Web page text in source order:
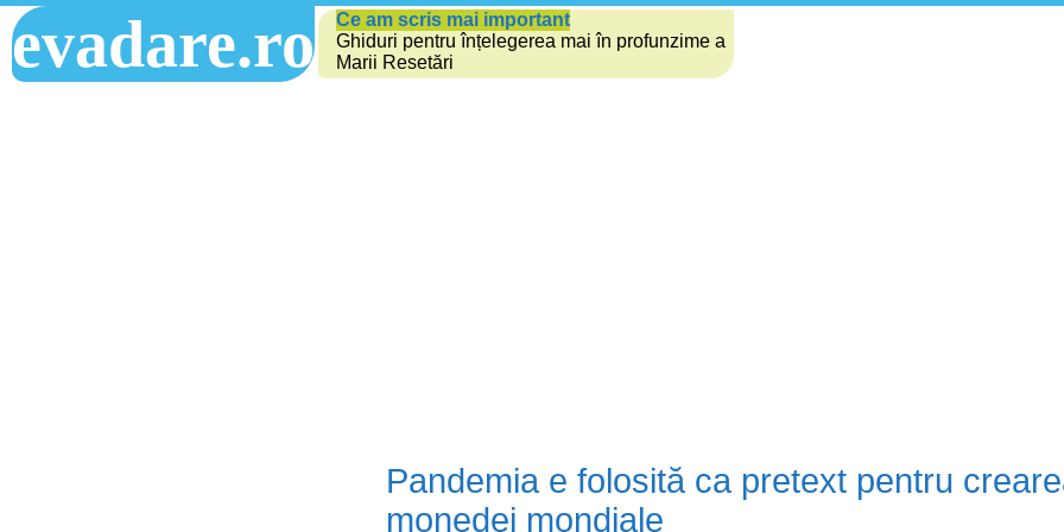
evadare.ro
Ce am scris mai important
Ghiduri pentru înțelegerea mai în profunzime a
Marii Resetări
Pandemia e folosită ca pretext pentru
monedei mondiale